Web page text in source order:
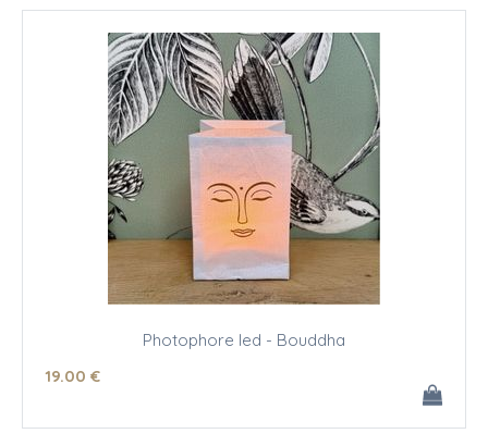
Photophore led - Bouddha
19.00 €